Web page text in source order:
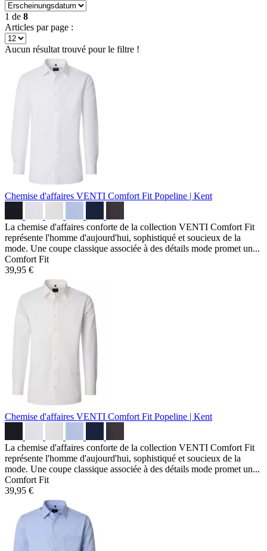
1 de 8
Articles par page :
Aucun résultat trouvé pour le filtre !
Chemise d'affaires VENTI Comfort Fit Popeline | Kent
La chemise d'affaires conforte de la collection VENTI Comfort Fit
représente l'homme d'aujourd'hui, sophistiqué et soucieux de la
mode. Une coupe classique associée à des détails mode promet un...
Comfort Fit
39,95 €
Chemise d'affaires VENTI Comfort Fit Popeline | Kent
La chemise d'affaires conforte de la collection VENTI Comfort Fit
représente l'homme d'aujourd'hui, sophistiqué et soucieux de la
mode. Une coupe classique associée à des détails mode promet un...
Comfort Fit
39,95 €